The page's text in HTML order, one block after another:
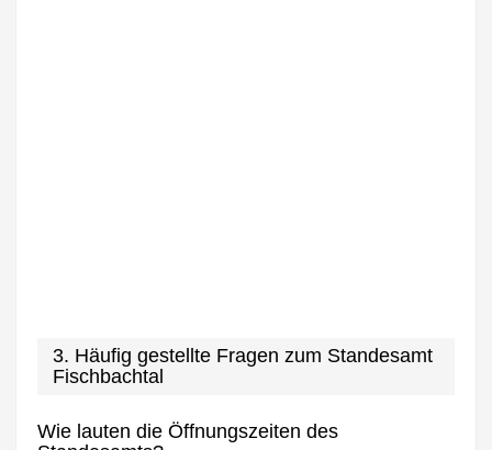
3. Häufig gestellte Fragen zum Standesamt
Fischbachtal
Wie lauten die Öffnungszeiten des